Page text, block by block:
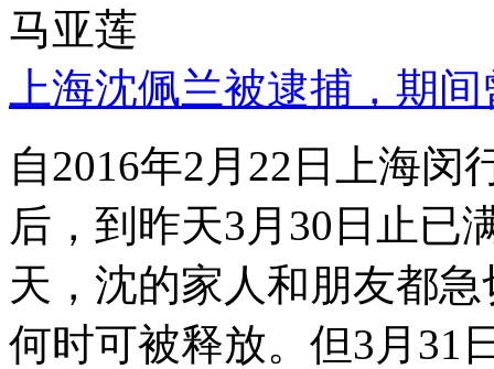
马亚莲
上海沈佩兰被逮捕，期
自2016年2月22日上海
后，到昨天3月30日止已
天，沈的家人和朋友都
何时可被释放。但3月31